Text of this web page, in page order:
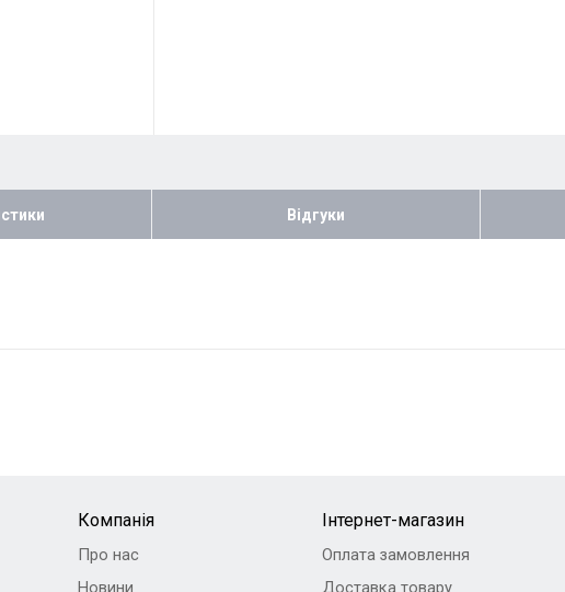
Відгуки
Компанія
Про нас
Новини
Інтернет-магазин
Оплата замовлення
Доставка товару